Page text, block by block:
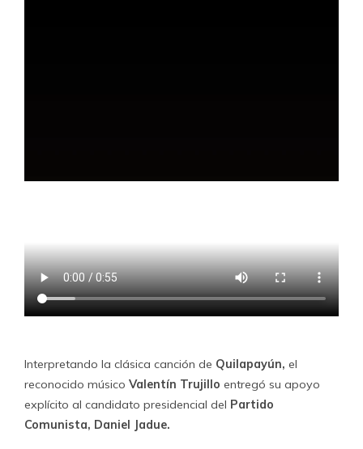
Interpretando la clásica canción de Quilapayún, el
reconocido músico Valentín Trujillo entregó su apoyo
explícito al candidato presidencial del Partido
Comunista, Daniel Jadue.